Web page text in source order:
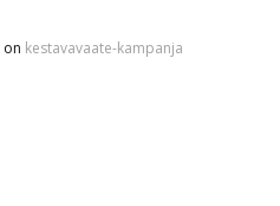
on kestavavaate-kampanja